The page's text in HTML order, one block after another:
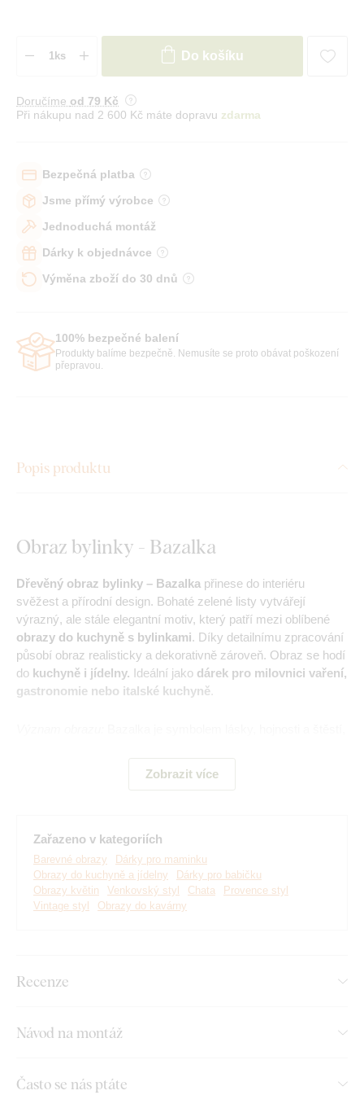
Do košíku
Doručíme od 79 Kč
Při nákupu nad 2 600 Kč máte dopravu zdarma
Bezpečná platba
Jsme přímý výrobce
Jednoduchá montáž
Dárky k objednávce
Výměna zboží do 30 dnů
100% bezpečné balení
Produkty balíme bezpečně. Nemusíte se proto obávat poškození
přepravou.
Popis produktu
Obraz bylinky - Bazalka
Dřevěný obraz bylinky – Bazalka přinese do interiéru
svěžest a přírodní design. Bohaté zelené listy vytvářejí
výrazný, ale stále elegantní motiv, který patří mezi oblíbené
obrazy do kuchyně s bylinkami. Díky detailnímu zpracování
působí obraz realisticky a dekorativně zároveň. Obraz se hodí
do kuchyně i jídelny. Ideální jako dárek pro milovnici vaření,
gastronomie nebo italské kuchyně.
nejkvalitnější barvy na trhu
. Motiv tiskneme přímo na desku
motiv.
Zobrazit více
Zařazeno v kategoriích
Barevné obrazy
Dárky pro maminku
Obrazy do kuchyně a jídelny
Dárky pro babičku
Obrazy květin
Venkovský styl Chata
Provence styl
Vintage styl
Obrazy do kavárny
Recenze
Návod na montáž
Často se nás ptáte